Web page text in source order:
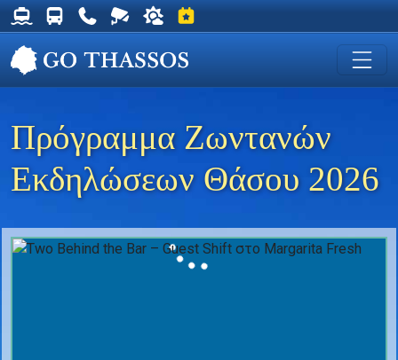
Δρομολόγια Φέρυ για Θάσο
Δρομολόγια Λεωφορείων Θάσου
Χρήσιμα Τηλέφωνα
Ζωντανή Κάμερα στη Χρυσή Ακτή
Ο καιρός στη Θάσο
Εκδηλώσεις στη Θάσο
Πρόγραμμα Ζωντανών
Εκδηλώσεων Θάσου 2026